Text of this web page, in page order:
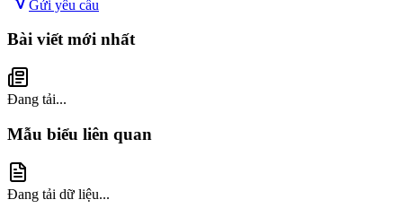
Gửi yêu cầu
Bài viết mới nhất
Đang tải...
Mẫu biểu liên quan
Đang tải dữ liệu...